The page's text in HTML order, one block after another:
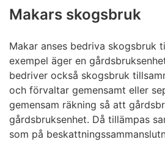
Makars skogsbruk
Makar anses bedriva skogsbruk
exempel äger en
bedriver också skogsbruk
och förvaltar gemensamt eller
gemensam räkning så att
gårdsbruksenhet. Då tillämpas
som på